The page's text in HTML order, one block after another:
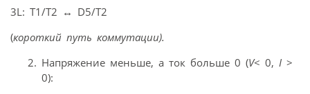
3L: T1/T2 ↔ D5/T2
(короткий путь коммутации).
Напряжение меньше, а ток больше 0 (V< 0, I >
0):